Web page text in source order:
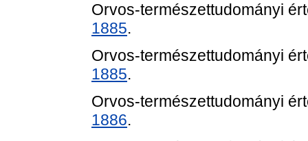
Orvos-természettudományi
1885.
Orvos-természettudományi
1885.
Orvos-természettudományi
1886.